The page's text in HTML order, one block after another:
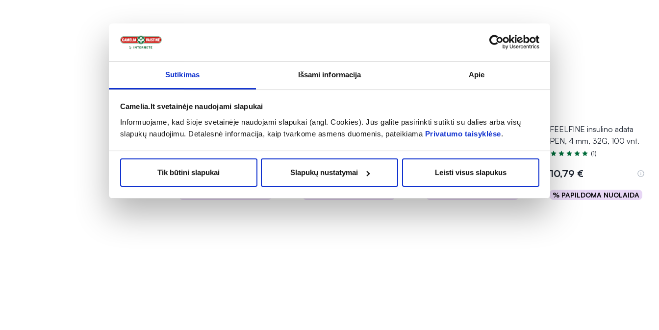
Sutikimas Išsami informacija Apie
Camelia.lt svetainėje naudojami slapukai
Informuojame, kad šioje svetainėje naudojami slapukai (angl. Cookies). Jūs galite pasirinkti sutikti su dalies arba visų
slapukų naudojimu. Detalesnė informacija, kaip tvarkome asmens duomenis, pateikiama Privatumo taisyklėse.
Tik būtini slapukai Slapukų nustatymai Leisti visus slapukus
INSUPEN insulino adata, 5
11,79 €
Į krepšelį
ACCU-FINE adatos PEN
NEEDLE, 32 mm x 6 mm,
100 vnt.
15,59 €
Į krepšelį
FEELFINE insulino adata
PEN, 8 mm, 31G, 100 vnt.
11,49 €
Į krepšelį
FEELFINE insulino adata
PEN, 4 mm, 32G, 100 vnt.
Įvertinimas 5.0 iš 5
(1)
10,79 €
% PAPILDOMA NUOLAIDA
Į krepšelį